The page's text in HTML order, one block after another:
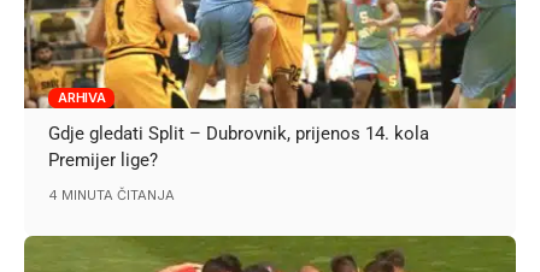
ARHIVA
Gdje gledati Split – Dubrovnik, prijenos 14. kola
Premijer lige?
4 MINUTA ČITANJA